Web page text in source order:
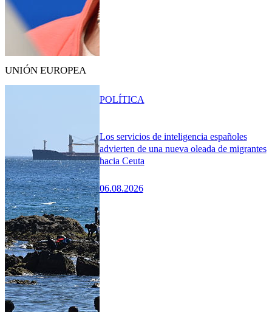
UNIÓN EUROPEA
Los servicios de inteligencia españoles
advierten de una nueva oleada de migrantes
hacia Ceuta
06.08.2026
POLÍTICA